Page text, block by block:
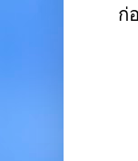
ก่